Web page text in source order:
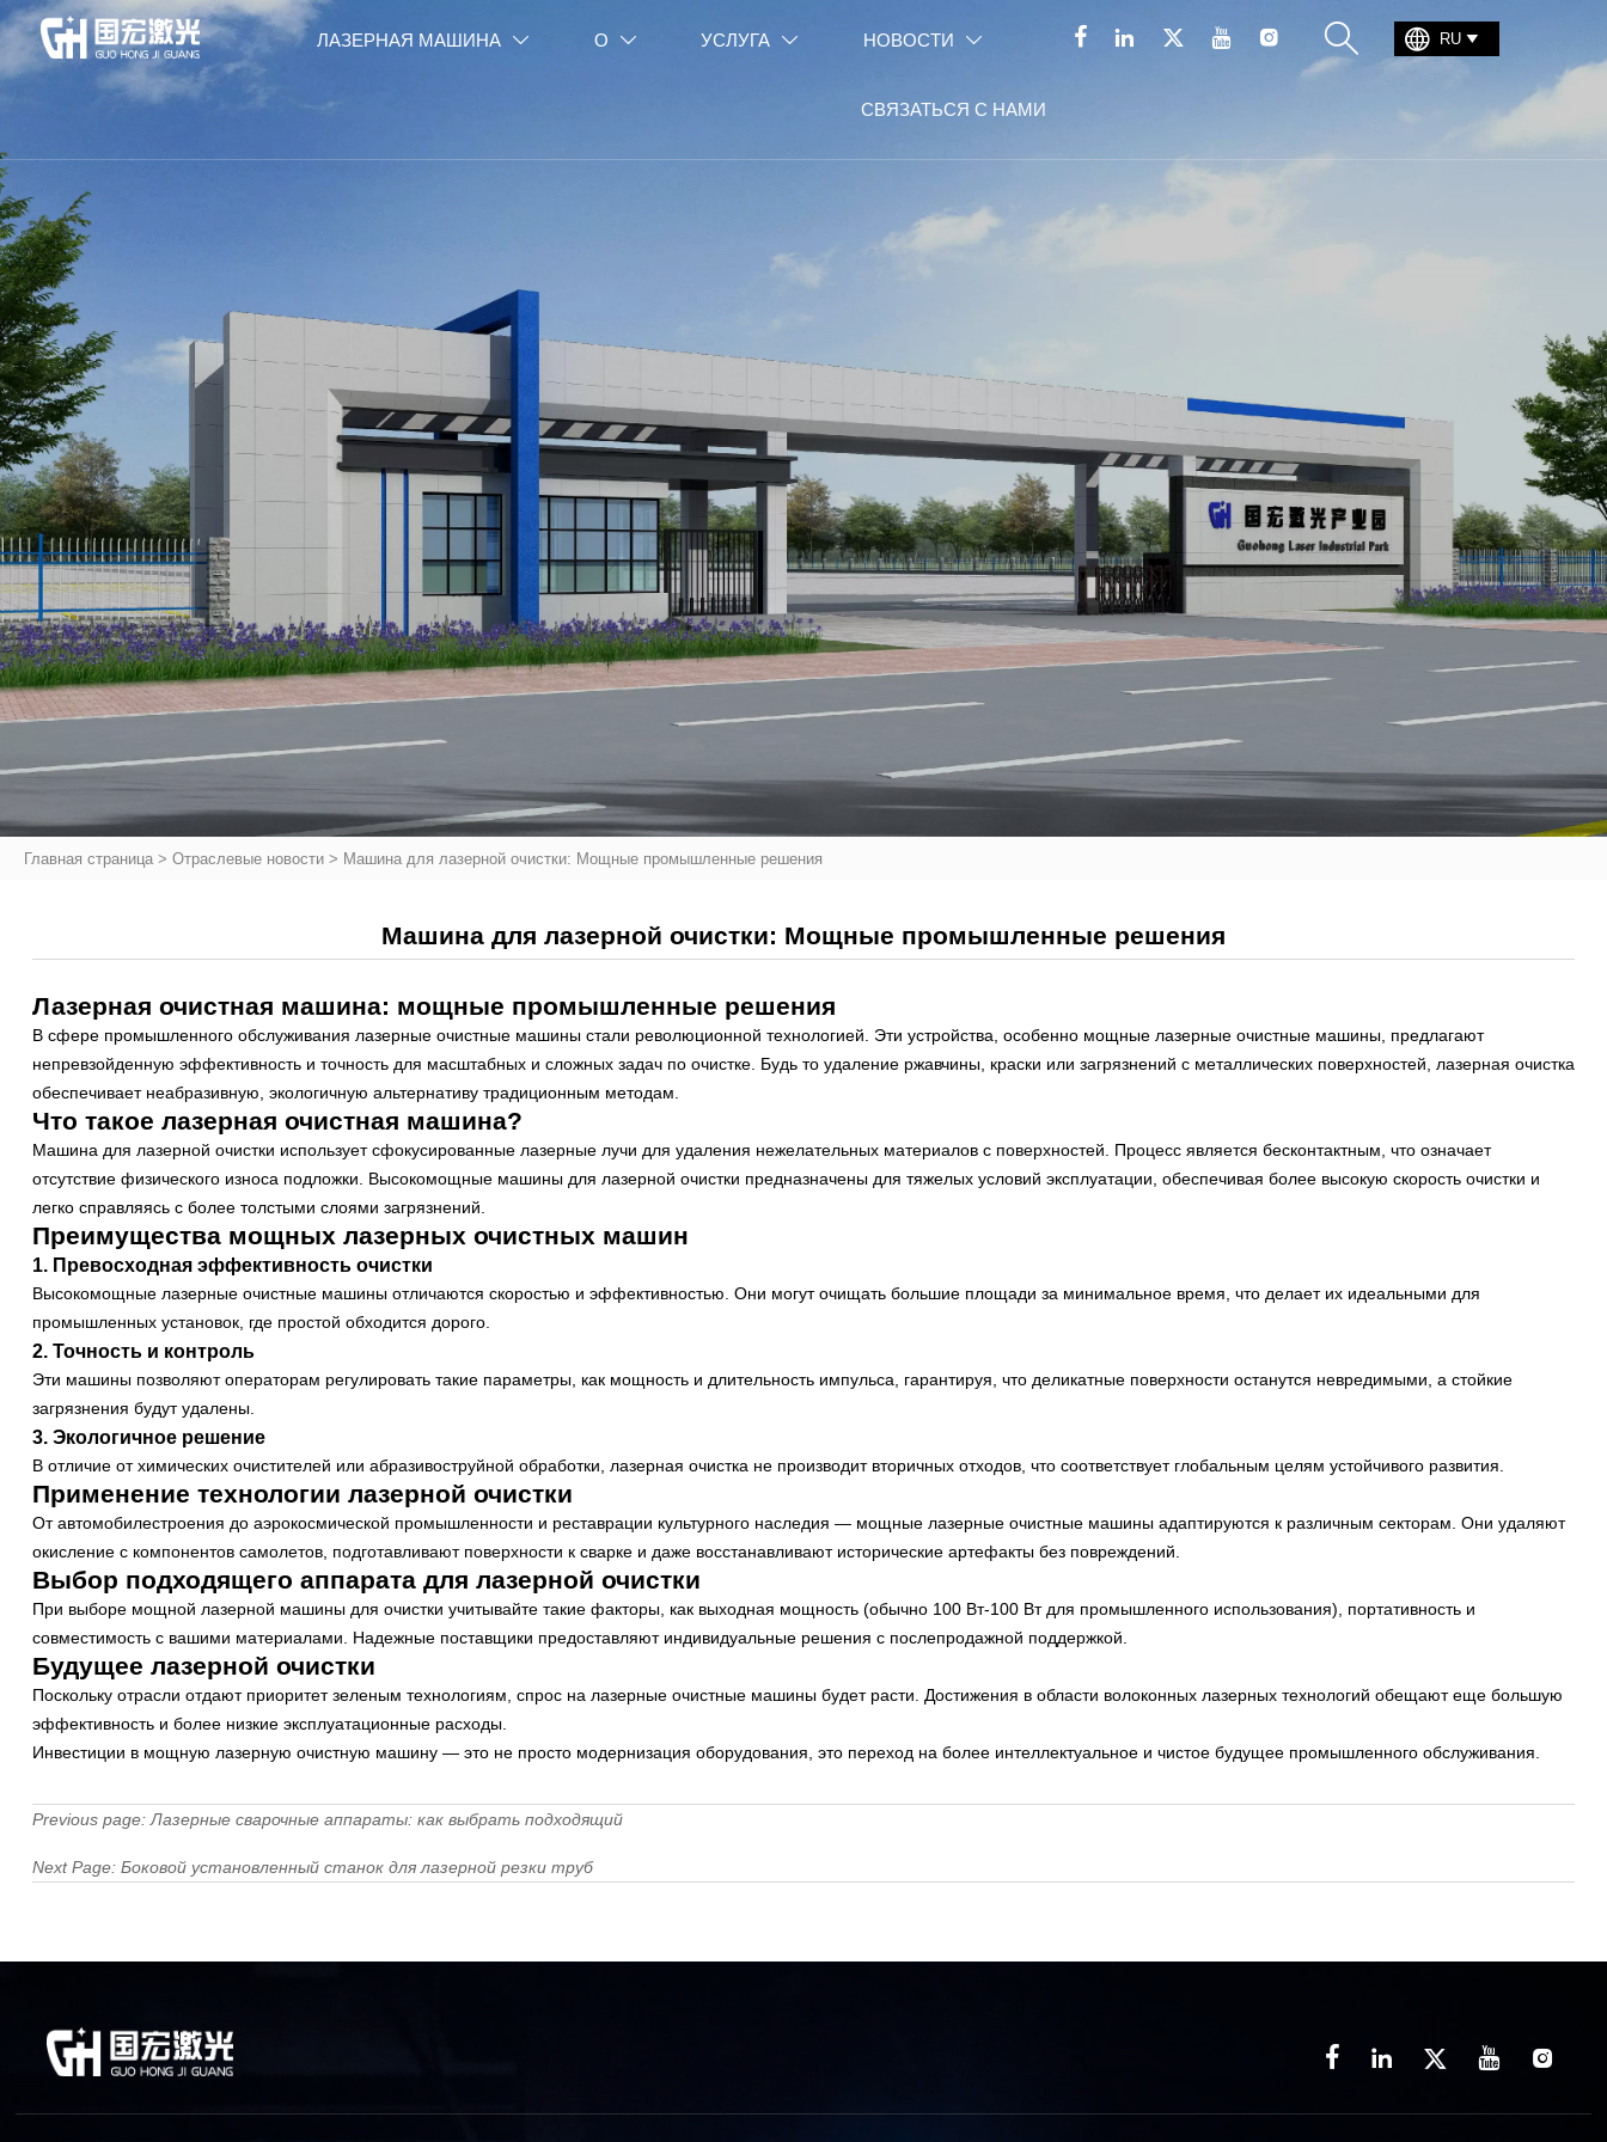
ЛАЗЕРНАЯ МАШИНА  О  УСЛУГА  НОВОСТИ 
СВЯЗАТЬСЯ С НАМИ
       RU 
Главная страница > Отраслевые новости > Машина для лазерной очистки: Мощные промышленные решения
Машина для лазерной очистки: Мощные промышленные решения
Лазерная очистная машина: мощные промышленные решения
В сфере промышленного обслуживания лазерные очистные машины стали революционной технологией. Эти устройства, особенно мощные лазерные очистные машины, предлагают
непревзойденную эффективность и точность для масштабных и сложных задач по очистке. Будь то удаление ржавчины, краски или загрязнений с металлических поверхностей, лазерная очистка
обеспечивает неабразивную, экологичную альтернативу традиционным методам.
Что такое лазерная очистная машина?
Машина для лазерной очистки использует сфокусированные лазерные лучи для удаления нежелательных материалов с поверхностей. Процесс является бесконтактным, что означает
отсутствие физического износа подложки. Высокомощные машины для лазерной очистки предназначены для тяжелых условий эксплуатации, обеспечивая более высокую скорость очистки и
легко справляясь с более толстыми слоями загрязнений.
Преимущества мощных лазерных очистных машин
1. Превосходная эффективность очистки
Высокомощные лазерные очистные машины отличаются скоростью и эффективностью. Они могут очищать большие площади за минимальное время, что делает их идеальными для
промышленных установок, где простой обходится дорого.
2. Точность и контроль
Эти машины позволяют операторам регулировать такие параметры, как мощность и длительность импульса, гарантируя, что деликатные поверхности останутся невредимыми, а стойкие
загрязнения будут удалены.
3. Экологичное решение
В отличие от химических очистителей или абразивоструйной обработки, лазерная очистка не производит вторичных отходов, что соответствует глобальным целям устойчивого развития.
Применение технологии лазерной очистки
От автомобилестроения до аэрокосмической промышленности и реставрации культурного наследия — мощные лазерные очистные машины адаптируются к различным секторам. Они удаляют
окисление с компонентов самолетов, подготавливают поверхности к сварке и даже восстанавливают исторические артефакты без повреждений.
Выбор подходящего аппарата для лазерной очистки
При выборе мощной лазерной машины для очистки учитывайте такие факторы, как выходная мощность (обычно 100 Вт-100 Вт для промышленного использования), портативность и
совместимость с вашими материалами. Надежные поставщики предоставляют индивидуальные решения с послепродажной поддержкой.
Будущее лазерной очистки
Поскольку отрасли отдают приоритет зеленым технологиям, спрос на лазерные очистные машины будет расти. Достижения в области волоконных лазерных технологий обещают еще большую
эффективность и более низкие эксплуатационные расходы.
Инвестиции в мощную лазерную очистную машину — это не просто модернизация оборудования, это переход на более интеллектуальное и чистое будущее промышленного обслуживания.
Previous page:Лазерные сварочные аппараты: как выбрать подходящий
Next Page: Боковой установленный станок для лазерной резки труб
    